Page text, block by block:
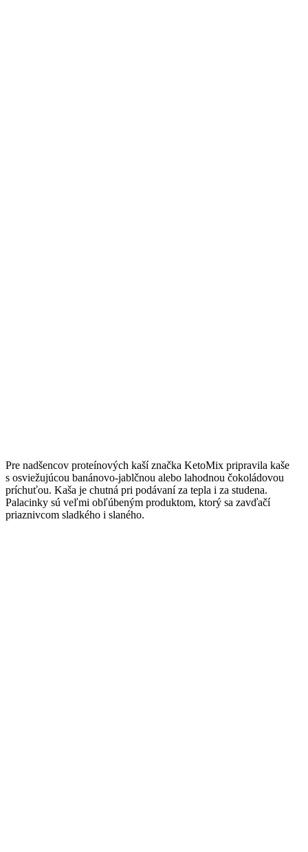
Pre nadšencov proteínových kaší značka KetoMix pripravila kaše
s osviežujúcou banánovo-jablčnou alebo lahodnou čokoládovou
príchuťou. Kaša je chutná pri podávaní za tepla i za studena.
Palacinky sú veľmi obľúbeným produktom, ktorý sa zavďačí
priaznivcom sladkého i slaného.